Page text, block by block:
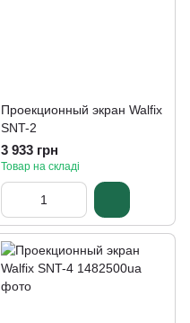
Проекционный экран Walfix
SNT-2
3 933 грн
Товар на складі